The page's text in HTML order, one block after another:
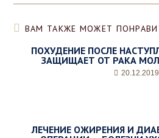
ВАМ ТАКЖЕ МОЖЕТ
ПОХУДЕНИЕ ПОСЛЕ
ЗАЩИЩАЕТ ОТ РАКА
20.12.2019
ЛЕЧЕНИЕ ОЖИРЕНИЯ И